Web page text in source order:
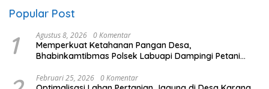
Popular Post
1 Agustus 8, 2026 0 Komentar
Memperkuat Ketahanan Pangan Desa,
Bhabinkamtibmas Polsek Labuapi Dampingi Petani
Februari 25, 2026 0 Komentar